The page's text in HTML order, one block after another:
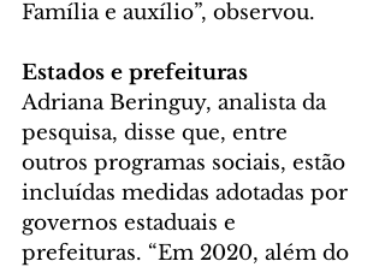
Família e auxílio”, observou.
Estados e prefeituras
Adriana Beringuy, analista da
pesquisa, disse que, entre
outros programas sociais, estão
incluídas medidas adotadas por
governos estaduais e
prefeituras. “Em 2020, além do